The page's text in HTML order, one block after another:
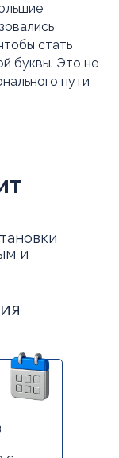
стать
буквы. Это не
пути
и